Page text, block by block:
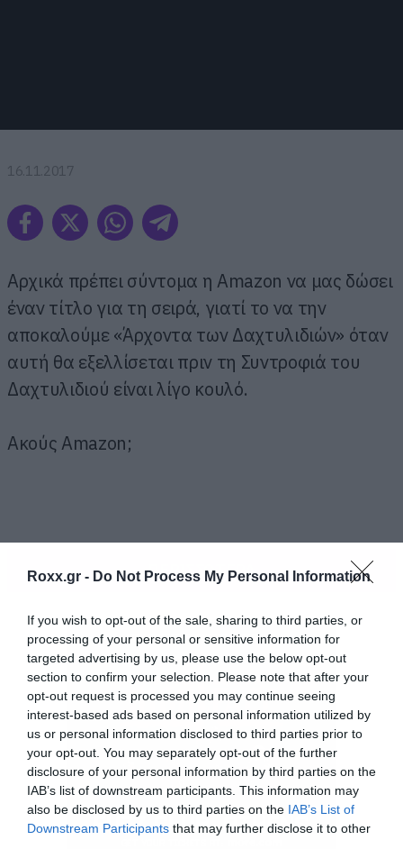
Roxx.gr - Do Not Process My Personal Information
If you wish to opt-out of the sale, sharing to third parties, or
processing of your personal or sensitive information for
targeted advertising by us, please use the below opt-out
section to confirm your selection. Please note that after your
opt-out request is processed you may continue seeing
interest-based ads based on personal information utilized by
us or personal information disclosed to third parties prior to
your opt-out. You may separately opt-out of the further
disclosure of your personal information by third parties on the
IAB’s list of downstream participants. This information may
also be disclosed by us to third parties on the IAB’s List of
Downstream Participants that may further disclose it to other
16.11.2017
Αρχικά πρέπει σύντομα η Amazon να μας δώσει
έναν τίτλο για τη σειρά, γιατί το να την
αποκαλούμε «Άρχοντα των Δαχτυλιδιών» όταν
αυτή θα εξελλίσεται πριν τη Συντροφιά του
Δαχτυλιδιού είναι λίγο κουλό.
Ακούς Amazon;
ΠΕΡΙΣΣΟΤΕΡΑ